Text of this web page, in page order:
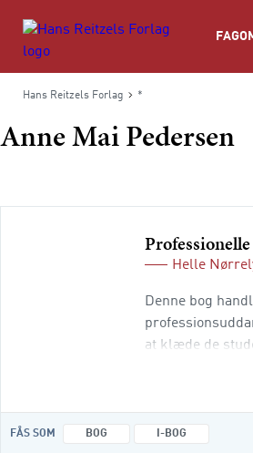
Hans Reitzels Forlag *
Anne Mai Pedersen
Helle
Denne bog
at klæde de
FÅS SOM BOG I-BOG